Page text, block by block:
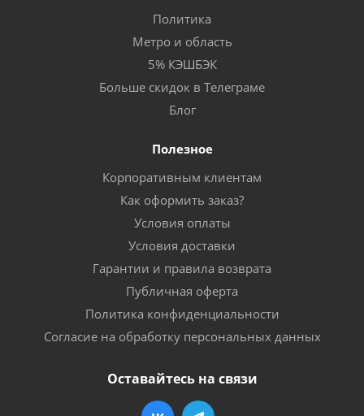
Политика
Метро и область
5% КЭШБЭК
Больше скидок в Телеграме
Блог
Полезное
Корпоративным клиентам
Как оформить заказ?
Условия оплаты
Условия доставки
Гарантии и правила возврата
Публичная оферта
Политика конфиденциальности
Согласие на обработку персональных данных
Оставайтесь на связи